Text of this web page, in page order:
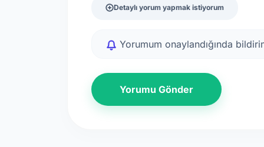
Detaylı yorum yapmak istiyorum
Yorumum onaylandığında
Yorumu Gönder